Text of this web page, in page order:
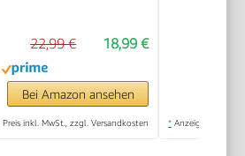
18,99 €
22,99 €
Bei Amazon ansehen
Preis inkl. MwSt., zzgl. Versandkosten * Anzeige